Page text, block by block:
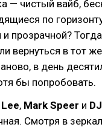
— чистый вайб,
по
прозрачной?
вернуться в тот
в день
бы попробовать.
, Mark Speer и
Смотря в